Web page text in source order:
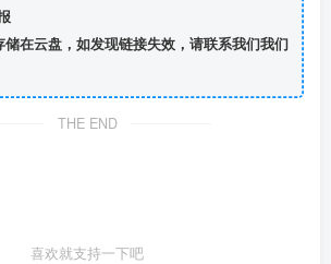
在云盘，如发现链接失效，请联系我们我们
THE END
喜欢就支持一下吧